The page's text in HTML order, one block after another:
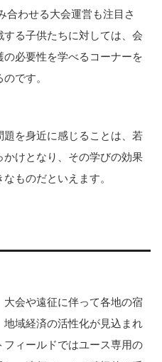
合わせる大会運営も注目さ
る子供たちに対しては、会
必要性を学べるコーナーを
です。
を身近に感じることは、若
けとなり、その学びの効果
ものだといえます。
会や遠征に伴って各地の宿
域経済の活性化が見込まれ
フィールドではユース専用の